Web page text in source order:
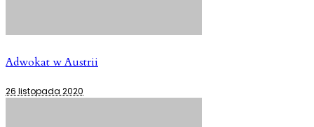
Adwokat w Austrii
26 listopada 2020